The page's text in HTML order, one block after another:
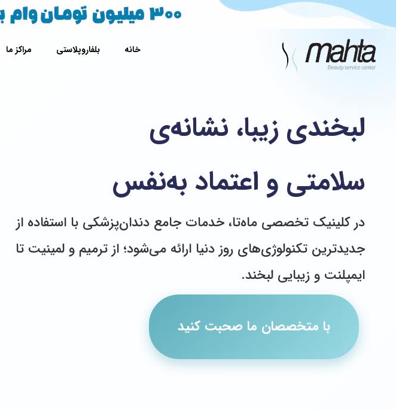
خانه بلفاروپلاستی مراکز ما
لبخندی زیبا، نشانه‌ی
سلامتی و اعتماد به‌نفس
در کلینیک تخصصی ماه‌تا، خدمات جامع دندان‌پزشکی با استفاده از
جدیدترین تکنولوژی‌های روز دنیا ارائه می‌شود؛ از ترمیم و لمینیت تا
ایمپلنت و زیبایی لبخند.
با متخصصان ما صحبت کنید